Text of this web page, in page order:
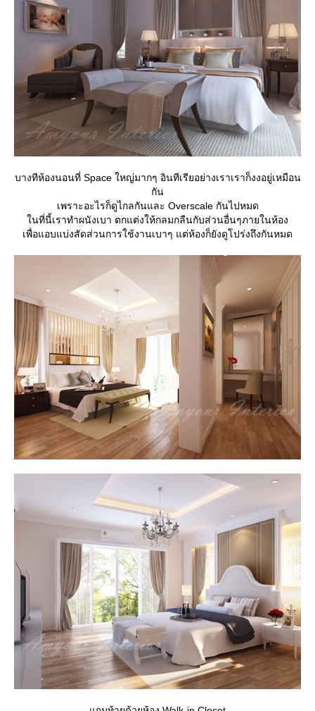
บางทีห้องนอนที่ Space ใหญ่มากๆ อินทีเรียอย่างเราเราก็งงอยู่เหมือน
กัน
เพราะอะไรก็ดูไกลกันและ Overscale กันไปหมด
นที่นี้เราทำผนังเบา ตกแต่งให้กลมกลืนกับส่วนอื่นๆภายในห้อง
เพื่อแอบแบ่งสัดส่วนการใช้งานเบาๆ แต่ห้องก็ยังดูโปร่งถึงกันหมด